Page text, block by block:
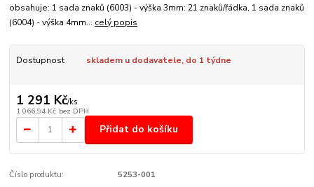
obsahuje: 1 sada znaků (6003) - výška 3mm: 21 znaků/řádka, 1 sada znaků
(6004) - výška 4mm... celý popis
Dostupnost skladem u dodavatele, do 1 týdne
1 291 Kč/ks
1 066,94 Kč bez DPH
Přidat do košíku
Číslo produktu: 5253-001